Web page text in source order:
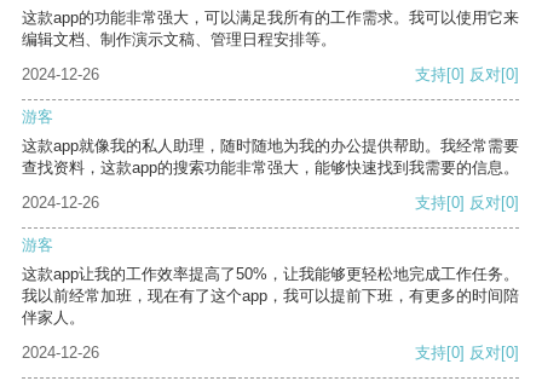
这款app的功能非常强大，可以满足我所有的工作需求。我可以使用它来
编辑文档、制作演示文稿、管理日程安排等。
2024-12-26
支持[0] 反对[0]
游客
这款app就像我的私人助理，随时随地为我的办公提供帮助。我经常需要
查找资料，这款app的搜索功能非常强大，能够快速找到我需要的信息。
2024-12-26
支持[0] 反对[0]
游客
这款app让我的工作效率提高了50%，让我能够更轻松地完成工作任务。
我以前经常加班，现在有了这个app，我可以提前下班，有更多的时间陪
伴家人。
2024-12-26
支持[0] 反对[0]